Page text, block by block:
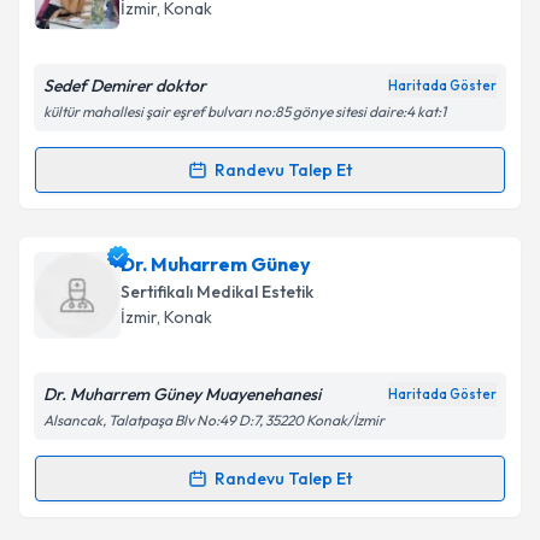
bilgilendireceğiz.
E-posta Adresiniz
Kişisel verilerimin işlenmesine ilişkinAydınlatma
kapsamda işlenmesini kabul ediyorum.
Takvim Talebini Gönder
İzmir, Konak
Sedef Demirer doktor Haritada Göster
kültür mahallesi şair eşref bulvarı no:85 gönye sitesi daire:4 kat:1
Randevu Talep Et
Randevu Takvimi Talebi
Dr. Sedef Bayata Demireriçin randevu takvimi
talebi oluşturun. Size bu uzmandan randevu almanız
için bir takvim hazırlandığında e-posta ile
Kişisel verilerimin işlenmesine ilişkinAydınlatma
Dr. Muharrem Güney
Sertifikalı Medikal Estetik
İzmir, Konak
Dr. Muharrem Güney Muayenehanesi Haritada Göster
Alsancak, Talatpaşa Blv No:49 D:7, 35220 Konak/İzmir
Randevu Talep Et
Randevu Takvimi Talebi